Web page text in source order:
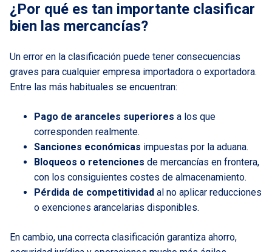
¿Por qué es tan importante clasificar
bien las mercancías?
Un error en la clasificación puede tener consecuencias
graves para cualquier empresa importadora o exportadora.
Entre las más habituales se encuentran:
Pago de aranceles superiores a los que
corresponden realmente.
Sanciones económicas impuestas por la aduana.
Bloqueos o retenciones de mercancías en frontera,
con los consiguientes costes de almacenamiento.
Pérdida de competitividad al no aplicar reducciones
o exenciones arancelarias disponibles.
En cambio, una correcta clasificación garantiza ahorro,